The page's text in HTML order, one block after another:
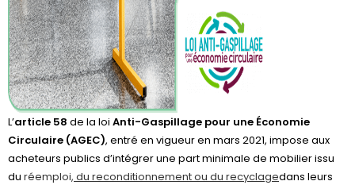
L’article 58 de la loi Anti-Gaspillage pour une Économie
Circulaire (AGEC), entré en vigueur en mars 2021, impose aux
acheteurs publics d’intégrer une part minimale de mobilier issu
du réemploi, du reconditionnement ou du recyclagedans leurs